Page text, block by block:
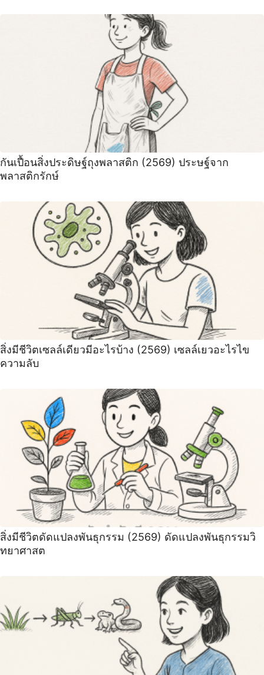
กันเปื้อนสิ่งประดิษฐ์ถุงพลาสติก (2569) ประษฐ์จาก
พลาสติกรักษ์
สิ่งมีชีวิตเซลล์เดียวมีอะไรบ้าง (2569) เซลล์เยวอะไรไข
ความลับ
สิ่งมีชีวิตดัดแปลงพันธุกรรม (2569) ดัดแปลงพันธุกรรมวิ
ทยาศาสต